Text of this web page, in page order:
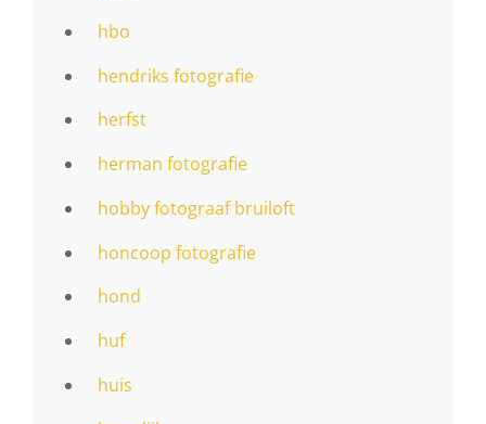
hbo
hendriks fotografie
herfst
herman fotografie
hobby fotograaf bruiloft
honcoop fotografie
hond
huf
huis